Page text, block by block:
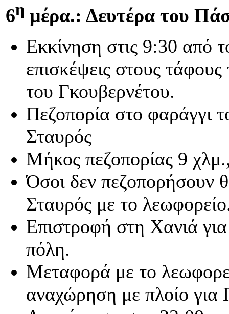
6η μέρα.: Δευτέρα του
Εκκίνηση στις 9:30 από
επισκέψεις στους
του Γκουβερνέτου.
Πεζοπορία στο φαράγγι
Σταυρός
Μήκος πεζοπορίας 9
Όσοι δεν πεζοπορήσουν
Σταυρός με το
Επιστροφή στη Χανιά
πόλη.
Μεταφορά με το
αναχώρηση με πλοίο για